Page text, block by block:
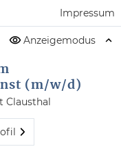
Impressum
Anzeigemodus
(m/w/d)
Clausthal